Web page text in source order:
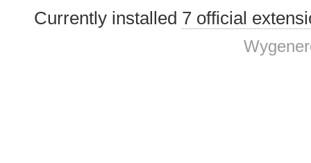
Currently installed 7 official